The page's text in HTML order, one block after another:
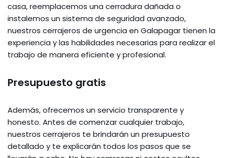
casa, reemplacemos una cerradura dañada o
instalemos un sistema de seguridad avanzado,
nuestros cerrajeros de urgencia en Galapagar tienen la
experiencia y las habilidades necesarias para realizar el
trabajo de manera eficiente y profesional.
Presupuesto gratis
Además, ofrecemos un servicio transparente y
honesto. Antes de comenzar cualquier trabajo,
nuestros cerrajeros te brindarán un presupuesto
detallado y te explicarán todos los pasos que se